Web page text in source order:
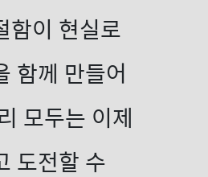
함이 현실로
함께 만들어
모두는 이제
도전할 수